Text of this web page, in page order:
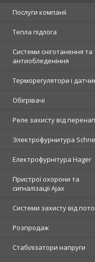
Послуги компанії
Тепла підлога
Системи сніготанення та
антиобледеніння
Терморегулятори і
Обігрівачі
Реле захисту від
Электрофурнитура
Електрофурнітура Hager
Пристрої охорони та
сигналізації Ajax
Системи захисту від
Розпродаж
Стабілізатори напруги